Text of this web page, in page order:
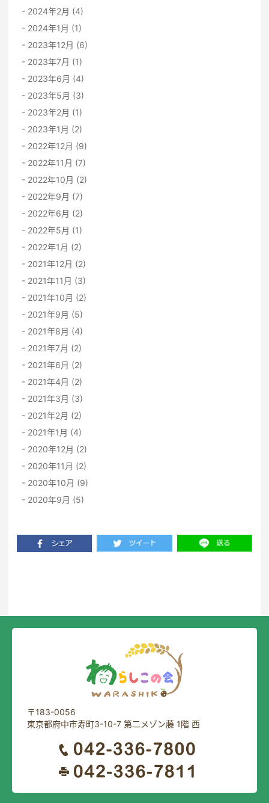
2024年2月 (4)
2024年1月 (1)
2023年12月 (6)
2023年7月 (1)
2023年6月 (4)
2023年5月 (3)
2023年2月 (1)
2023年1月 (2)
2022年12月 (9)
2022年11月 (7)
2022年10月 (2)
2022年9月 (7)
2022年6月 (2)
2022年5月 (1)
2022年1月 (2)
2021年12月 (2)
2021年11月 (3)
2021年10月 (2)
2021年9月 (5)
2021年8月 (4)
2021年7月 (2)
2021年6月 (2)
2021年4月 (2)
2021年3月 (3)
2021年2月 (2)
2021年1月 (4)
2020年12月 (2)
2020年11月 (2)
2020年10月 (9)
2020年9月 (5)
〒183-0056
東京都府中市寿町3-10-7 第二メゾン藤 1階 西